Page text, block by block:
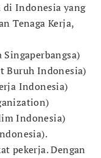
Indonesia yang
Tenaga Kerja,
Singaperbangsa)
Buruh Indonesia)
Indonesia)
Indonesia)
pekerja. Dengan